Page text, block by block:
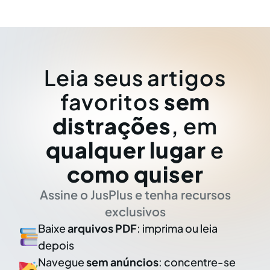
Leia seus artigos
favoritos sem
distrações, em
qualquer lugar e
como quiser
Assine o JusPlus e tenha recursos
exclusivos
Baixearquivos PDF: imprima ou leia
depois
Naveguesem anúncios: concentre-se